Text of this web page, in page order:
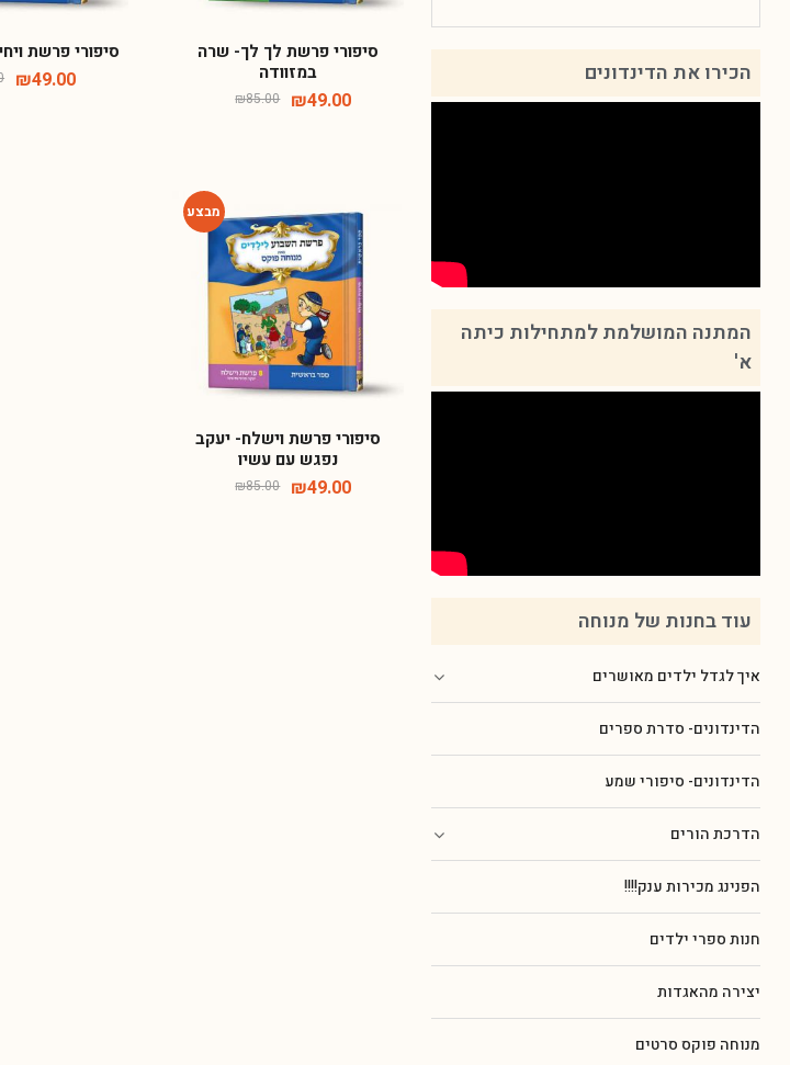
הכירו את הדינדונים
המתנה המושלמת למתחילות כיתה
א'
עוד בחנות של מנוחה
איך לגדל ילדים מאושרים
הדינדונים- סדרת ספרים
הדינדונים- סיפורי שמע
הדרכת הורים
הפנינג מכירות ענק!!!!
חנות ספרי ילדים
יצירה מהאגדות
מנוחה פוקס סרטים
סיפורי פרשת לך לך- שרה
במזוודה
₪85.00 ₪49.00
סיפורי פרשת
₪49.00
סיפורי פרשת וישלח- יעקב
נפגש עם עשיו
₪85.00 ₪49.00